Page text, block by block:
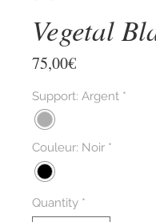
Vegetal
75,00€Price
Support: Argent *
Couleur: Noir *
Quantity *